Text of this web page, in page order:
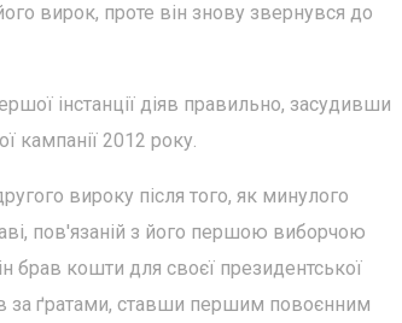
вирок, проте він знову звернувся до
інстанції діяв правильно, засудивши
кампанії 2012 року.
вироку після того, як минулого
пов'язаній з його першою виборчою
брав кошти для своєї президентської
за ґратами, ставши першим повоєнним